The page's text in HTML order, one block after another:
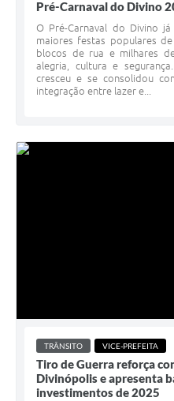
Pré-Carnaval do Divino
O Pré-Carnaval do Divino
maiores festas populares
blocos de rua e milhares
alegria, cultura e
cresceu e se consolidou
integração entre lazer e...
TRÂNSITO VICE-PREFEITA
Tiro de Guerra reforça
Divinópolis e apresenta
investimentos de 2025